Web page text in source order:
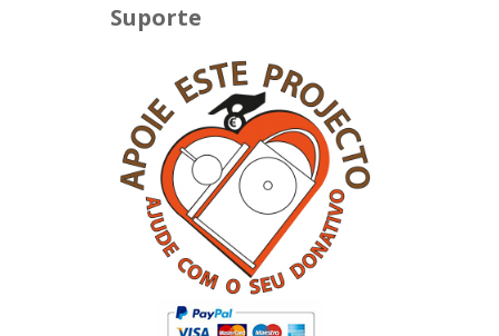
Suporte